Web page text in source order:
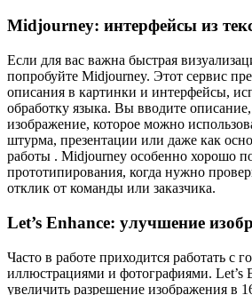
Midjourney: интерфейсы из
Если для вас важна быстрая
попробуйте Midjourney. Этот сервис
описания в картинки и интерфейсы,
обработку языка. Вы вводите описание,
изображение, которое можно
штурма, презентации или даже как
работы . Midjourney особенно хорошо
прототипирования, когда нужно
отклик от команды или заказчика.
Let’s Enhance: улучшение
Часто в работе приходится работать с
иллюстрациями и фотографиями. Let’s
увеличить разрешение изображения в